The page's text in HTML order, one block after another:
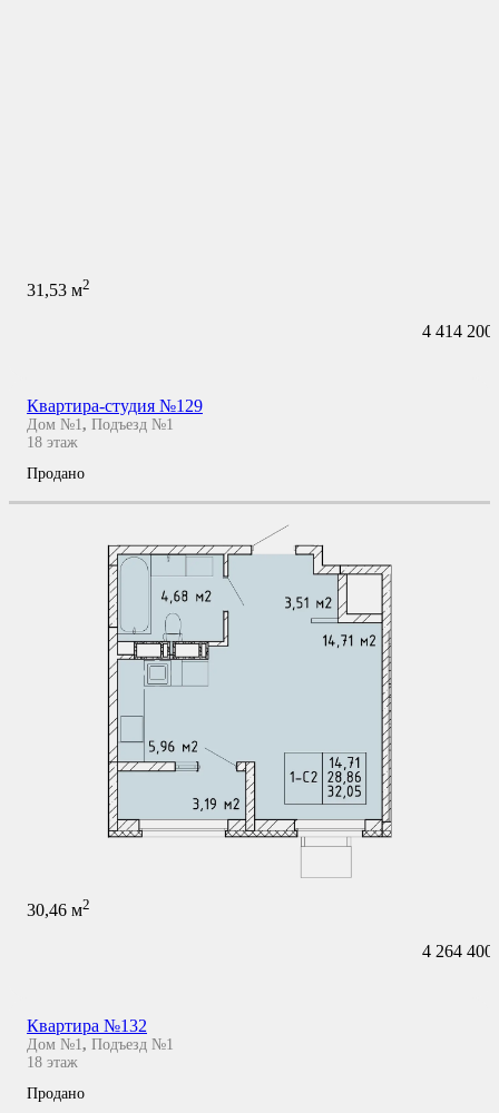
31,53 м2
4 414 200
Квартира-студия №129
Дом №1 , Подъезд №1
18 этаж
Продано
30,46 м2
4 264 400
Квартира №132
Дом №1, Подъезд №1
18 этаж
Продано